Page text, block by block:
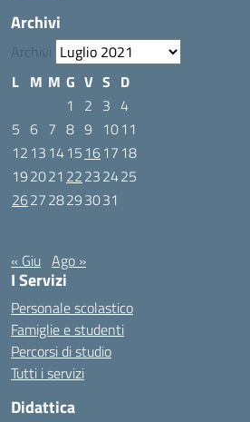
Archivi
Archivi
L M M G V S D
1
2 3 4
5 6 7 8 9 1011
12 13 1415 1617 18
192021 22232425
262728293031
« Giu Ago »
I Servizi
Personale scolastico
Famiglie e studenti
Percorsi di studio
Tutti i servizi
Didattica